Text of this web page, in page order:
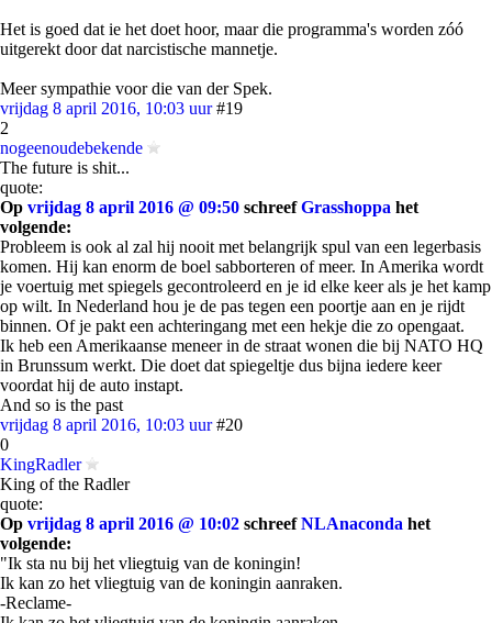
Het is goed dat ie het doet hoor, maar die programma's worden zóó
uitgerekt door dat narcistische mannetje.
Meer sympathie voor die van der Spek.
vrijdag 8 april 2016, 10:03 uur #19
2
nogeenoudebekende
The future is shit...
quote:
Op vrijdag 8 april 2016 @ 09:50 schreefGrasshoppa het
volgende:
Probleem is ook al zal hij nooit met belangrijk spul van een legerbasis
komen. Hij kan enorm de boel sabborteren of meer. In Amerika wordt
je voertuig met spiegels gecontroleerd en je id elke keer als je het kamp
op wilt. In Nederland hou je de pas tegen een poortje aan en je rijdt
binnen. Of je pakt een achteringang met een hekje die zo opengaat.
Ik heb een Amerikaanse meneer in de straat wonen die bij NATO HQ
in Brunssum werkt. Die doet dat spiegeltje dus bijna iedere keer
voordat hij de auto instapt.
And so is the past
vrijdag 8 april 2016, 10:03 uur #20
0
KingRadler
King of the Radler
quote:
Op vrijdag 8 april 2016 @ 10:02 schreefNLAnaconda het
volgende:
"Ik sta nu bij het vliegtuig van de koningin!
Ik kan zo het vliegtuig van de koningin aanraken.
-Reclame-